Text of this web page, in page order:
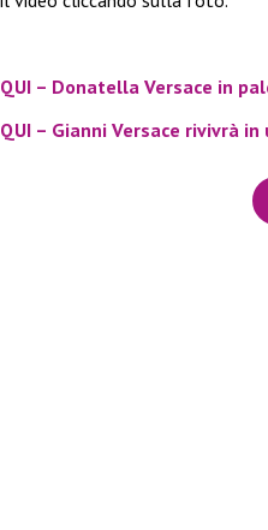
QUI – Donatella Versace in
QUI – Gianni Versace rivivrà